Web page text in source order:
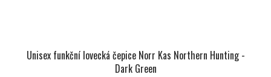
Unisex funkční lovecká čepice Norr Kas Northern Hunting -
Dark Green